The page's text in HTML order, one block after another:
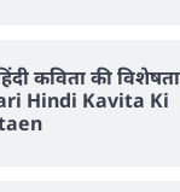
कविता की
Hindi Kavita Ki